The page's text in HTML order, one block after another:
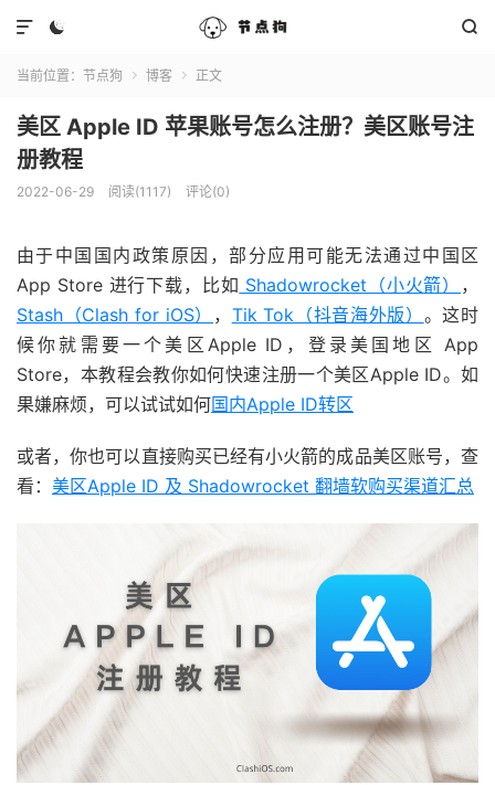
 

当前位置： 节点狗  博客  正文
美区 Apple ID 苹果账号怎么注册？美区账号注
册教程
2022-06-29 阅读(1117) 评论(0)
由于中国国内政策原因，部分应用可能无法通过中国区
App Store 进行下载，比如 Shadowrocket（小火箭） ，
Stash（Clash for iOS） ， Tik Tok（抖音海外版） 。这时
候你就需要一个美区Apple ID，登录美国地区 App
Store，本教程会教你如何快速注册一个美区Apple ID。如
果嫌麻烦，可以试试如何国内Apple ID转区
或者，你也可以直接购买已经有小火箭的成品美区账号，查
看： 美区Apple ID 及 Shadowrocket 翻墙软购买渠道汇总